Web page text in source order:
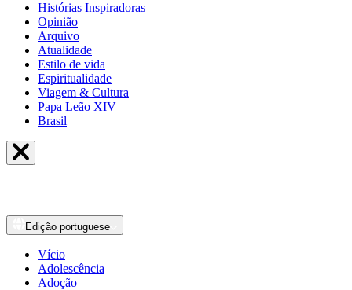
Histórias Inspiradoras
Opinião
Arquivo
Atualidade
Estilo de vida
Espiritualidade
Viagem & Cultura
Papa Leão XIV
Brasil
Edição portuguese
Vício
Adolescência
Adoção